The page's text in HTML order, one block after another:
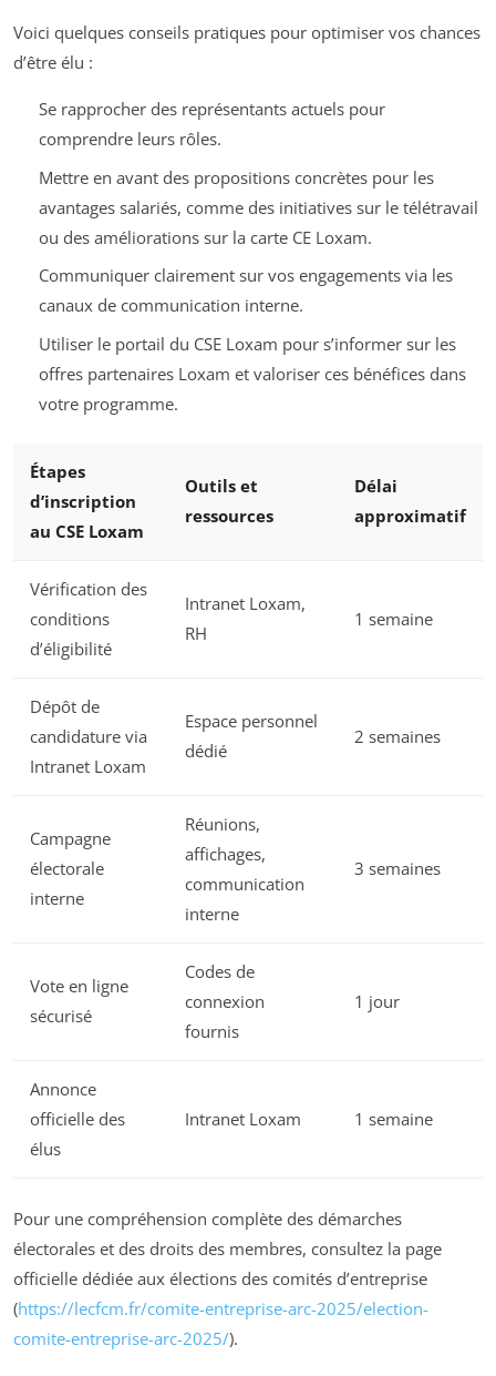
Voici quelques conseils pratiques pour optimiser vos chances
d’être élu :
Se rapprocher des représentants actuels pour
comprendre leurs rôles.
Mettre en avant des propositions concrètes pour les
avantages salariés, comme des initiatives sur le télétravail
ou des améliorations sur la carte CE Loxam.
Communiquer clairement sur vos engagements via les
canaux de communication interne.
Utiliser le portail du CSE Loxam pour s’informer sur les
offres partenaires Loxam et valoriser ces bénéfices dans
votre programme.
Étapes
d’inscription
au CSE Loxam
Outils et
ressources
Délai
approximatif
Vérification des
conditions
d’éligibilité
Intranet Loxam,
RH
1 semaine
Dépôt de
candidature via
Intranet Loxam
Espace personnel
dédié
2 semaines
Campagne
électorale
interne
Réunions,
affichages,
communication
interne
3 semaines
Vote en ligne
sécurisé
Codes de
connexion
fournis
1 jour
Annonce
officielle des
élus
Intranet Loxam 1 semaine
Pour une compréhension complète des démarches
électorales et des droits des membres, consultez la page
officielle dédiée aux élections des comités d’entreprise
(https://lecfcm.fr/comite-entreprise-arc-2025/election-
comite-entreprise-arc-2025/).